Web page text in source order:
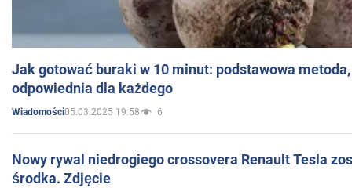
Jak gotować buraki w 10 minut: podstawowa
odpowiednia dla każdego
Wiadomości05.03.2025 19:58 6
Nowy rywal niedrogiego crossovera Renault Tesla
środka. Zdjęcie